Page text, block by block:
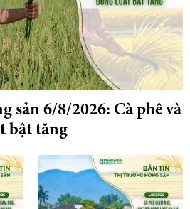
sản 6/8/2026: Cà phê và
bật tăng